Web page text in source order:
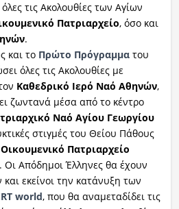
τις Ακολουθίες των Aγίων
Πατριαρχείο, όσο και
.
και το Πρώτο Πρόγραμματου
όλες τις Ακολουθίες με
Καθεδρικό Ιερό Ναό Αθηνών,
ζωντανά μέσα από το κέντρο
Ναό Αγίου Γεωργίου
στιγμές του Θείου Πάθους
Οικουμενικό Πατριαρχείο
Οι Απόδημοι Έλληνες θα έχουν
εκείνοι την κατάνυξη των
world, που θα αναμεταδίδει τις